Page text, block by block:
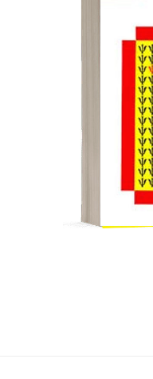
روانشناسی (تست شخصیت)